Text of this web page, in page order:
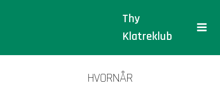
Thy
Klatreklub
HVORNÅR